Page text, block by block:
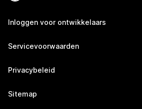
Inloggen voor ontwikkelaars
Servicevoorwaarden
Privacybeleid
Sitemap